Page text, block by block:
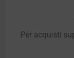
Per acquisti